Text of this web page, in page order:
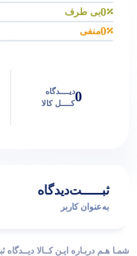
0بی طرف
0منفی
0دیــــدگاه
کــــل کالا
ثبـــــت‌دیدگاه
به‌عنوان کاربر